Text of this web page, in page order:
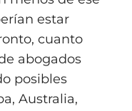
estar
cuanto
abogados
posibles
Australia,